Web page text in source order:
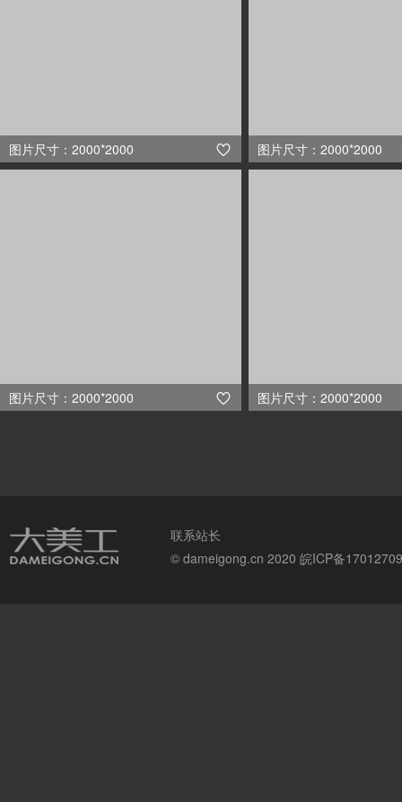
图片尺寸：2000*2000  图片尺寸：2000*2000
图片尺寸：2000*2000  图片尺寸：2000*2000
联系站长
© dameigong.cn 2020 皖ICP备